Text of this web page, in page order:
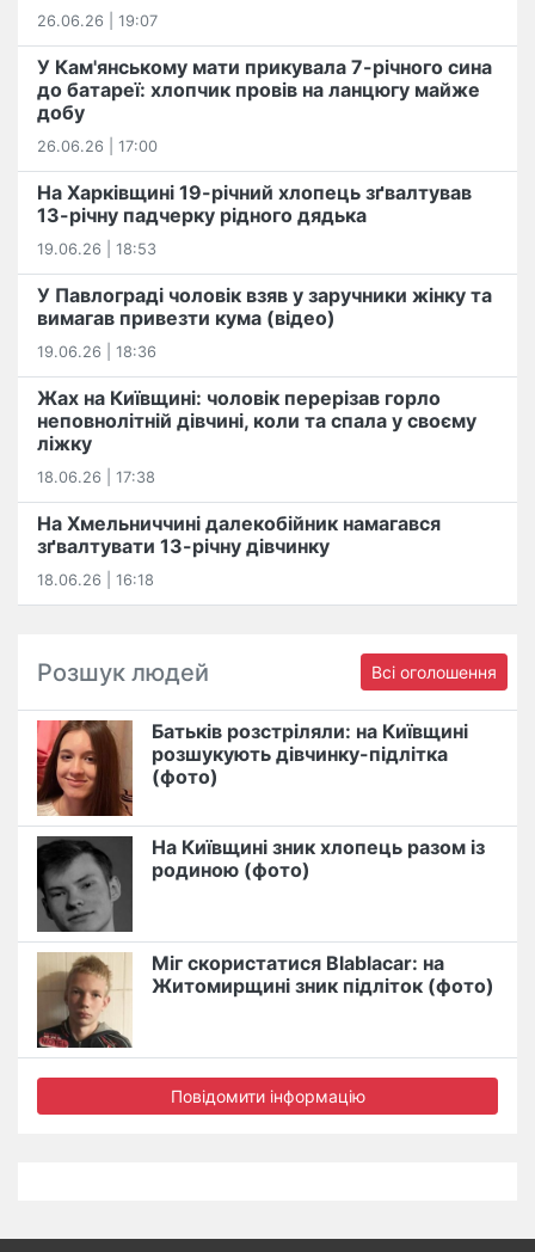
26.06.26 | 19:07
У Кам'янському мати прикувала 7-річного сина
до батареї: хлопчик провів на ланцюгу майже
добу
26.06.26 | 17:00
На Харківщині 19-річний хлопець​ ️зґвалтував
13-річну падчерку рідного дядька
19.06.26 | 18:53
У Павлограді чоловік взяв у заручники жінку та
вимагав привезти кума (відео)
19.06.26 | 18:36
Жах на Київщині: чоловік перерізав горло
неповнолітній дівчині, коли та спала у своєму
ліжку
18.06.26 | 17:38
На Хмельниччині далекобійник намагався
зґвалтувати 13-річну дівчинку
18.06.26 | 16:18
Розшук людей Всі оголошення
Батьків розстріляли: на Київщині
розшукують дівчинку-підлітка
(фото)
На Київщині зник хлопець разом із
родиною (фото)
Міг скористатися Blablacar: на
Житомирщині зник підліток (фото)
Повідомити інформацію